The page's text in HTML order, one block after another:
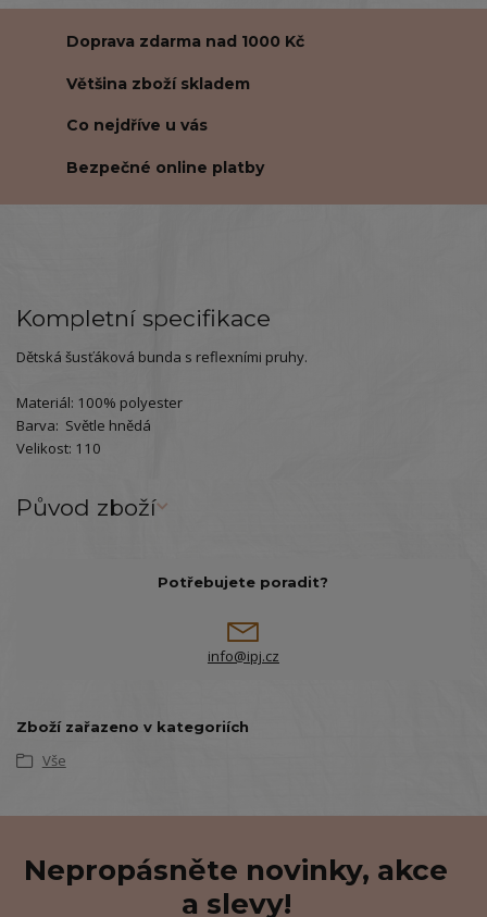
Doprava zdarma nad 1000 Kč
Většina zboží skladem
Co nejdříve u vás
Bezpečné online platby
Kompletní specifikace
Dětská šusťáková bunda s reflexními pruhy.
Materiál: 100% polyester
Barva: Světle hnědá
Velikost: 110
Původ zboží
Potřebujete poradit?
info@ipj.cz
Zboží zařazeno v kategoriích
Vše
Nepropásněte novinky, akce
a slevy!